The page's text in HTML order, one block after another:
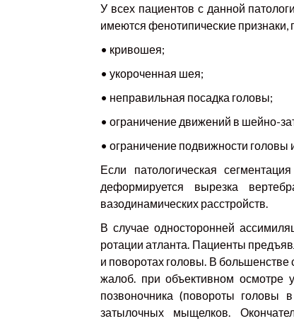
У всех пациентов с данной
имеются фенотипические
• кривошея;
• укороченная шея;
• неправильная посадка головы;
• ограничение движений в шейно-
• ограничение подвижности головы
Если патологическая
деформируется вырезка
вазодинамических расстройств.
В случае односторонней
ротации атланта. Пациенты
и поворотах головы. В
жалоб. при объективном осмотре
позвоночника (повороты головы
затылочных мыщелков.